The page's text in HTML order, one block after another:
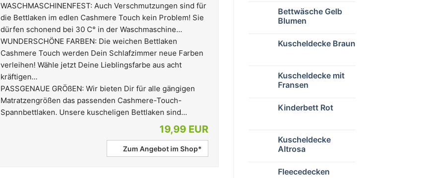
WASCHMASCHINENFEST: Auch Verschmutzungen sind für
die Bettlaken im edlen Cashmere Touch kein Problem! Sie
dürfen schonend bei 30 C° in der Waschmaschine...
WUNDERSCHÖNE FARBEN: Die weichen Bettlaken
Cashmere Touch werden Dein Schlafzimmer neue Farben
verleihen! Wähle jetzt Deine Lieblingsfarbe aus acht
kräftigen...
PASSGENAUE GRÖßEN: Wir bieten Dir für alle gängigen
Matratzengrößen das passenden Cashmere-Touch-
Spannbettlaken. Unsere kuscheligen Bettlaken sind...
19,99 EUR
Zum Angebot im Shop*
Bettwäsche Gelb
Blumen
Kuscheldecke Braun
Kuscheldecke mit
Fransen
Kinderbett Rot
Kuscheldecke
Altrosa
Fleecedecken